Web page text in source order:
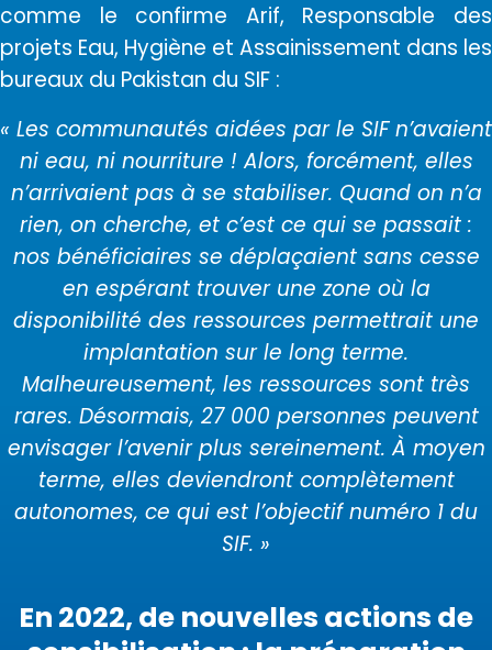
comme le confirme Arif, Responsable des
projets Eau, Hygiène et Assainissement dans les
bureaux du Pakistan du SIF :
« Les communautés aidées par le SIF n’avaient
ni eau, ni nourriture ! Alors, forcément, elles
n’arrivaient pas à se stabiliser. Quand on n’a
rien, on cherche, et c’est ce qui se passait :
nos bénéficiaires se déplaçaient sans cesse
en espérant trouver une zone où la
disponibilité des ressources permettrait une
implantation sur le long terme.
Malheureusement, les ressources sont très
rares. Désormais, 27 000 personnes peuvent
envisager l’avenir plus sereinement. À moyen
terme, elles deviendront complètement
autonomes, ce qui est l’objectif numéro 1 du
SIF. »
En 2022, de nouvelles actions de